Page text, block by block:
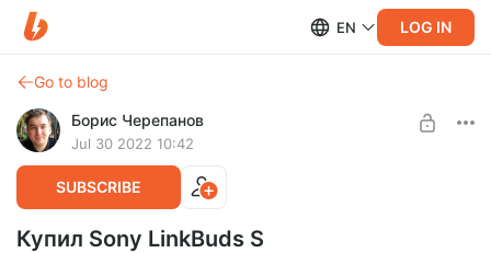
EN LOG IN
Go to blog
Борис Черепанов
Jul 30 2022 10:42
SUBSCRIBE
Купил Sony LinkBuds S